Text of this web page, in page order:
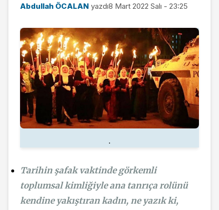
Abdullah ÖCALAN yazdı8 Mart 2022 Salı - 23:25
.
Tarihin şafak vaktinde görkemli
toplumsal kimliğiyle ana tanrıça rolünü
kendine yakıştıran kadın, ne yazık ki,